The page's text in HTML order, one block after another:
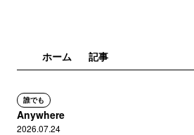
ホーム 記事
誰でも
Anywhere
2026.07.24